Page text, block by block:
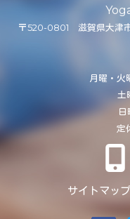
〒520-0801 滋賀県大津
月曜・
土
定
サイトマップ